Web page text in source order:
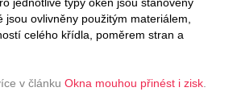
jsou ovlivněny použitým materiálem,
celého křídla, poměrem stran a
v článku Okna mouhou přinést i zisk